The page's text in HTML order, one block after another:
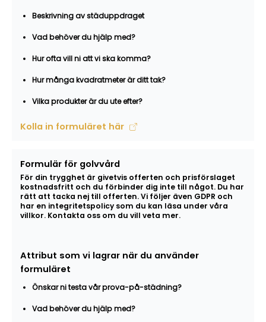
Beskrivning av städuppdraget
Vad behöver du hjälp med?
Hur ofta vill ni att vi ska komma?
Hur många kvadratmeter är ditt tak?
Vilka produkter är du ute efter?
Kolla in formuläret här
Formulär för golvvård
För din trygghet är givetvis offerten och prisförslaget
kostnadsfritt och du förbinder dig inte till något. Du har
rätt att tacka nej till offerten. Vi följer även GDPR och
har en integritetspolicy som du kan läsa under våra
villkor. Kontakta oss om du vill veta mer.
Attribut som vi lagrar när du använder
formuläret
Önskar ni testa vår prova-på-städning?
Vad behöver du hjälp med?